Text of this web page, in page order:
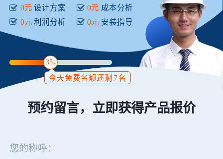
0元 设计方案 0元 成本分析
0元 利润分析 0元 安装指导
35%
今天免费名额还剩 7名
预约留言，立即获得产品报价